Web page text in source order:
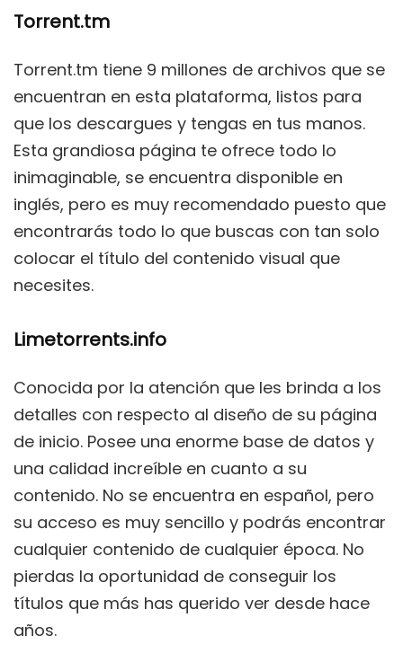
Torrent.tm
Torrent.tm tiene 9 millones de archivos que se
encuentran en esta plataforma, listos para
que los descargues y tengas en tus manos.
Esta grandiosa página te ofrece todo lo
inimaginable, se encuentra disponible en
inglés, pero es muy recomendado puesto que
encontrarás todo lo que buscas con tan solo
colocar el título del contenido visual que
necesites.
Limetorrents.info
Conocida por la atención que les brinda a los
detalles con respecto al diseño de su página
de inicio. Posee una enorme base de datos y
una calidad increíble en cuanto a su
contenido. No se encuentra en español, pero
su acceso es muy sencillo y podrás encontrar
cualquier contenido de cualquier época. No
pierdas la oportunidad de conseguir los
títulos que más has querido ver desde hace
años.